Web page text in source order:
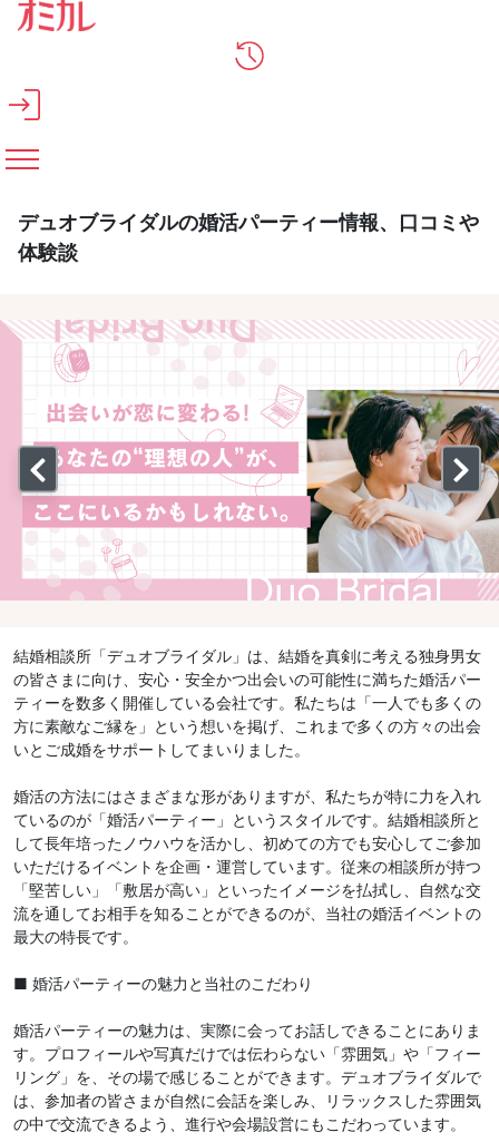
メインコンテンツへスキップ
デュオブライダルの婚活パーティー情報、口コミや
体験談
結婚相談所「デュオブライダル」は、結婚を真剣に考える独身男女
の皆さまに向け、安心・安全かつ出会いの可能性に満ちた婚活パー
ティーを数多く開催している会社です。私たちは「一人でも多くの
方に素敵なご縁を」という想いを掲げ、これまで多くの方々の出会
いとご成婚をサポートしてまいりました。
婚活の方法にはさまざまな形がありますが、私たちが特に力を入れ
ているのが「婚活パーティー」というスタイルです。結婚相談所と
して長年培ったノウハウを活かし、初めての方でも安心してご参加
いただけるイベントを企画・運営しています。従来の相談所が持つ
「堅苦しい」「敷居が高い」といったイメージを払拭し、自然な交
流を通してお相手を知ることができるのが、当社の婚活イベントの
最大の特長です。
■ 婚活パーティーの魅力と当社のこだわり
婚活パーティーの魅力は、実際に会ってお話しできることにありま
す。プロフィールや写真だけでは伝わらない「雰囲気」や「フィー
リング」を、その場で感じることができます。デュオブライダルで
は、参加者の皆さまが自然に会話を楽しみ、リラックスした雰囲気
の中で交流できるよう、進行や会場設営にもこだわっています。